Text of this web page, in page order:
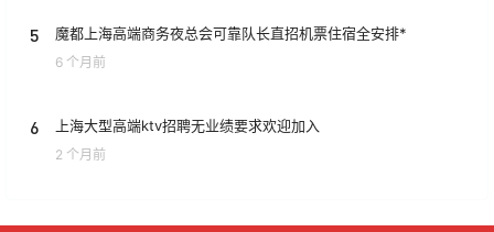
5 魔都上海高端商务夜总会可靠队长直招机票住宿全安排*
6 个月前
6 上海大型高端ktv招聘无业绩要求欢迎加入
2 个月前